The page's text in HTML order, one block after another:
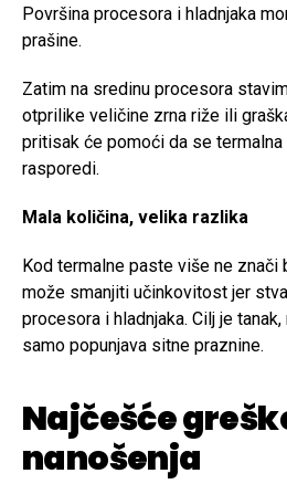
Površina procesora i hladnjaka
prašine.
Zatim na sredinu procesora
otprilike veličine zrna riže ili
pritisak će pomoći da se termalna
rasporedi.
Mala količina, velika razlika
Kod termalne paste više ne
može smanjiti učinkovitost jer
procesora i hladnjaka. Cilj je
samo popunjava sitne praznine.
Najčešće
nanošenja